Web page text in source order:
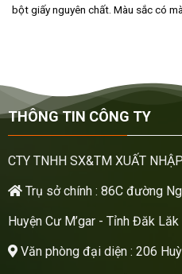
bột giấy nguyên chất. Màu sắc có
THÔNG TIN CÔNG TY
CTY TNHH SX&TM XUẤT
Trụ sở chính : 86C đường
Huyện Cư M’gar - Tỉnh Đăk Lăk
Văn phòng đại diện : 206